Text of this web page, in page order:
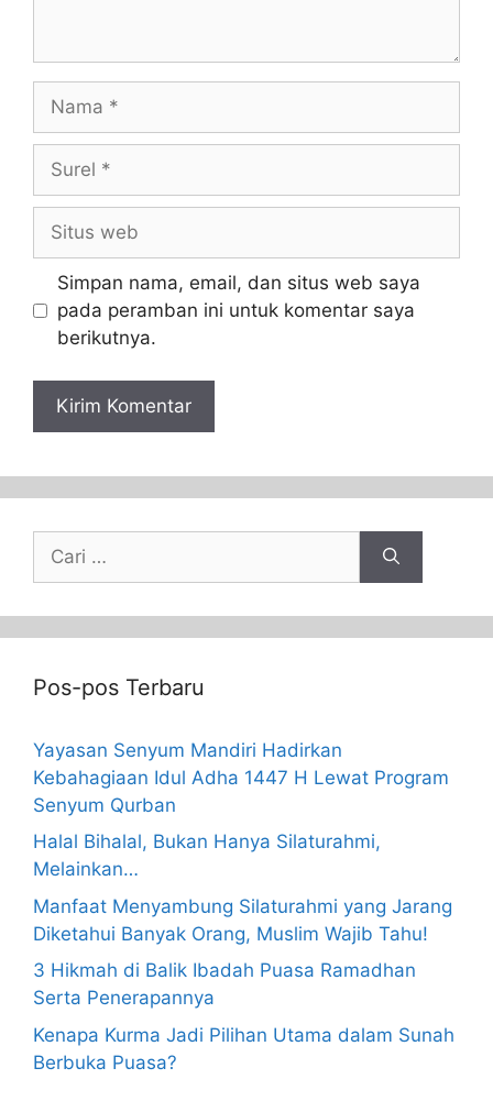
Simpan nama, email, dan situs web saya
pada peramban ini untuk komentar saya
berikutnya.
Pos-pos Terbaru
Yayasan Senyum Mandiri Hadirkan
Kebahagiaan Idul Adha 1447 H Lewat Program
Senyum Qurban
Halal Bihalal, Bukan Hanya Silaturahmi,
Melainkan…
Manfaat Menyambung Silaturahmi yang Jarang
Diketahui Banyak Orang, Muslim Wajib Tahu!
3 Hikmah di Balik Ibadah Puasa Ramadhan
Serta Penerapannya
Kenapa Kurma Jadi Pilihan Utama dalam Sunah
Berbuka Puasa?